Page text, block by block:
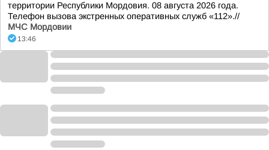
территории Республики Мордовия. 08 августа 2026 года.
Телефон вызова экстренных оперативных служб «112».//
МЧС Мордовии
13:46